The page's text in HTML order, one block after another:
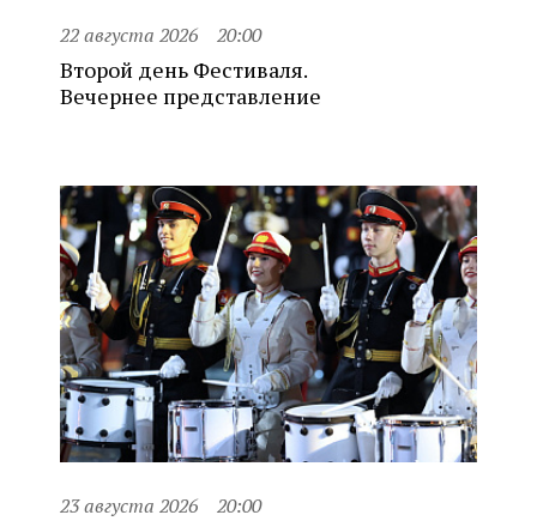
22 августа 2026 20:00
Второй день Фестиваля.
Вечернее представление
23 августа 2026 20:00